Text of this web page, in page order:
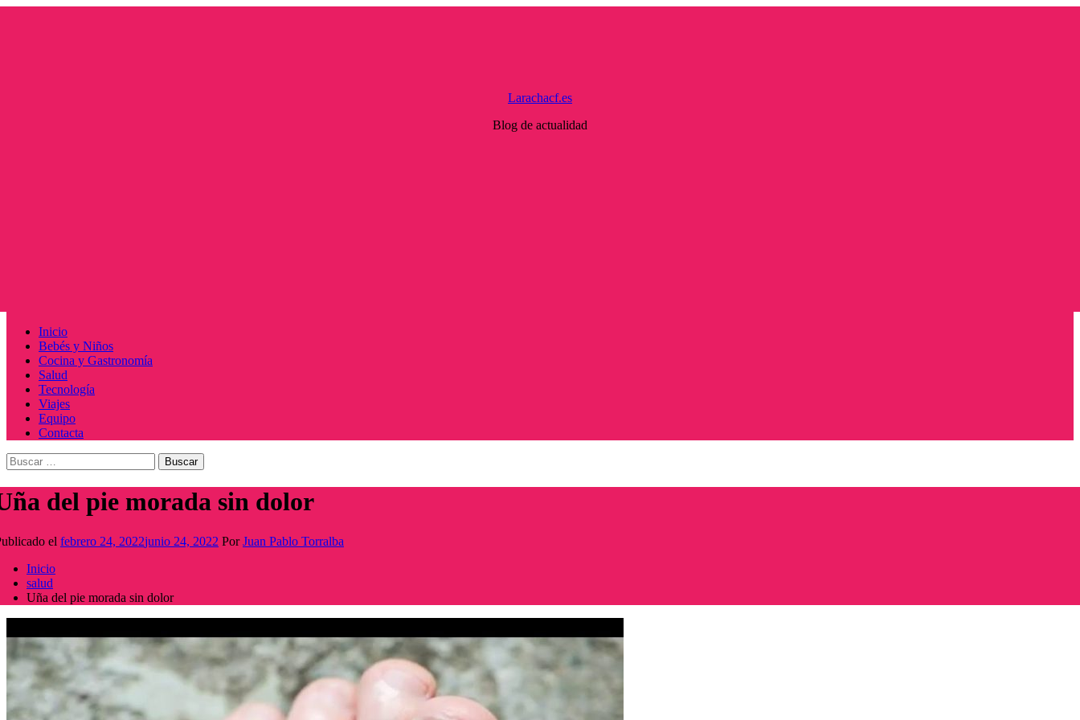
Larachacf.es
Blog de actualidad
Menú
principal
Inicio
Bebés y Niños
Cocina y Gastronomía
Salud
Tecnología
Viajes
Equipo
Contacta
Buscar:
del pie morada sin dolor
el febrero 24, 2022junio 24, 2022 PorJuan Pablo Torralba
Inicio
salud
Uña del pie morada sin dolor